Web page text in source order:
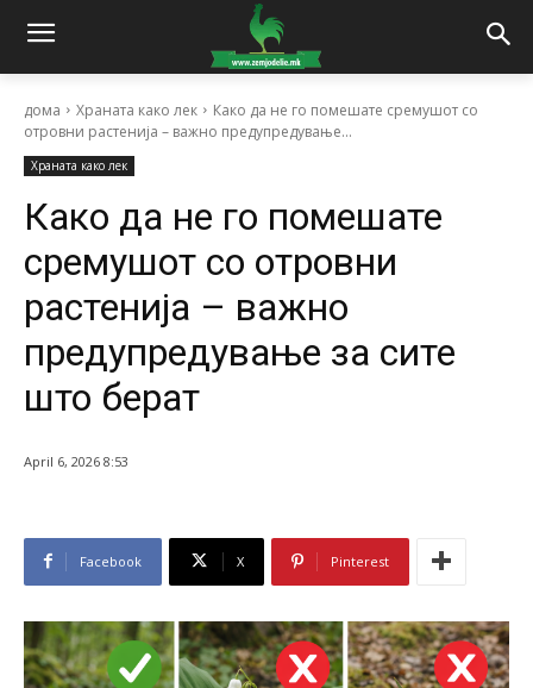
дома Храната како лек
Како да не го помешате сремушот со
отровни растенија – важно предупредување...
Храната како лек
Како да не го помешате
сремушот со отровни
растенија – важно
предупредување за сите
што берат
April 6, 2026 8:53
Facebook X Pinterest